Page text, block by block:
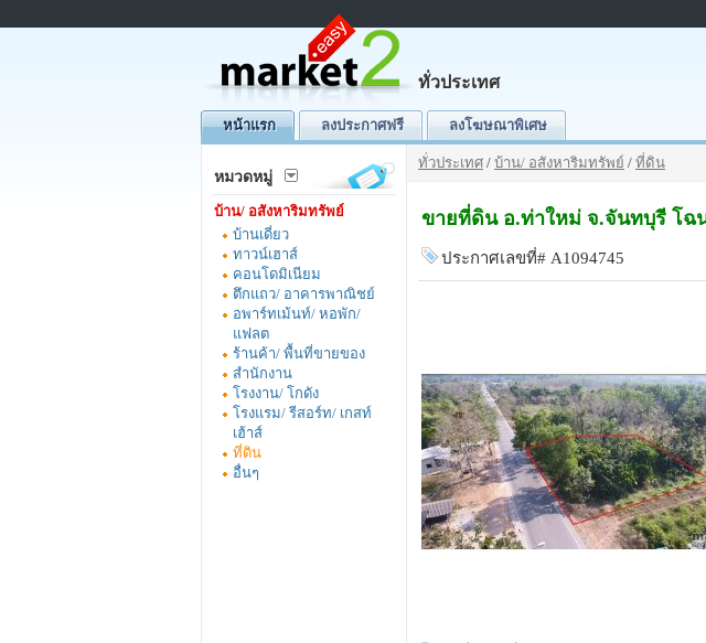
ทั่วประเทศ
หน้าแรก ลงประกาศฟรี ลงโฆษณาพิเศษ
หมวดหมู่
บ้าน/ อสังหาริมทรัพย์
บ้านเดี่ยว
ทาวน์เฮาส์
คอนโดมิเนียม
ตึกแถว/ อาคารพาณิชย์
อพาร์ทเม้นท์/ หอพัก/
แฟลต
ร้านค้า/ พื้นที่ขายของ
สำนักงาน
โรงงาน/ โกดัง
โรงแรม/ รีสอร์ท/ เกสท์
เฮ้าส์
ที่ดิน
อื่นๆ
ทั่วประเทศ / บ้าน/ อสังหาริมทรัพย์ / ที่ดิน
ขายที่ดิน อ.ท่าใหม่ จ.จันทบุรี โฉ
ประกาศเลขที่# A1094745